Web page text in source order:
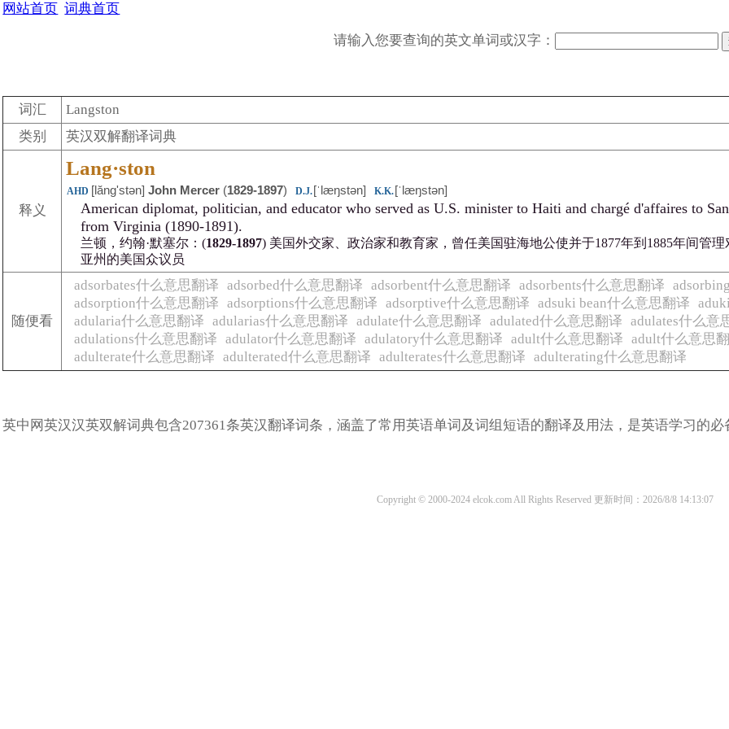
网站首页 词典首页
请输入您要查询的英文单词或汉字：
词汇
Langston
类别
英汉双解翻译词典
释义
Lang·ston
AHD [lăngʹstən]John Mercer (1829-1897) D.J.[ˈlæŋstən] K.K.[ˈlæŋstən]
American diplomat, politician, and educator who served as U.S. minister to Haiti and chargé d'affaires to
from Virginia (1890-1891).
兰顿，约翰·默塞尔：(1829-1897) 美国外交家、政治家和教育家，曾任美国驻海地公使并于1877年到1885年间管
亚州的美国众议员
随便看
adsorbates什么意思翻译 adsorbed什么意思翻译 adsorbent什么意思翻译 adsorbents什么意思翻译
adsorption什么意思翻译 adsorptions什么意思翻译 adsorptive什么意思翻译 adsuki bean什么意思翻译
adularia什么意思翻译 adularias什么意思翻译 adulate什么意思翻译 adulated什么意思翻译 adulates什么意
adulations什么意思翻译 adulator什么意思翻译 adulatory什么意思翻译 adult什么意思翻译 adult什么意思
adulterate什么意思翻译 adulterated什么意思翻译 adulterates什么意思翻译 adulterating什么意思翻译
英中网英汉汉英双解词典包含207361条英汉翻译词条，涵盖了常用英语单词及词组短语的翻译及用法，是英语学习的必
Copyright © 2000-2024 elcok.com All Rights Reserved 更新时间：2026/8/8 14:13:07